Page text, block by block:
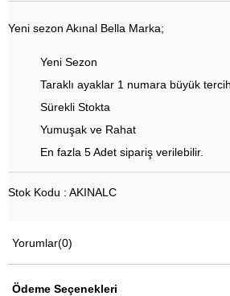
Yeni sezon Akınal Bella Marka;
Yeni Sezon
Taraklı ayaklar 1 numara büyük
Sürekli Stokta
Yumuşak ve Rahat
En fazla 5 Adet sipariş verilebilir.
Stok Kodu : AKINALC
Yorumlar(0)
Ödeme Seçenekleri